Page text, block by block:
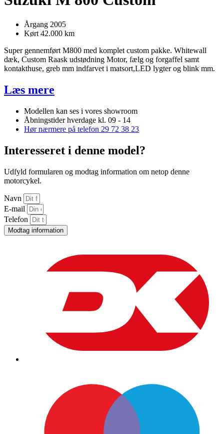
Årgang 2005
Kørt 42.000 km
Super gennemført M800 med komplet custom pakke. Whitewall
dæk, Custom Raask udstødning Motor, fælg og forgaffel samt
kontakthuse, greb mm indfarvet i matsort,LED lygter og blink mm.
Læs mere
Modellen kan ses i vores showroom
Åbningstider hverdage kl. 09 - 14
Hør nærmere på telefon 29 72 38 23
Interesseret i denne model?
Udfyld formularen og modtag information om netop denne
motorcykel.
Navn
E-mail
Telefon
Modtag information